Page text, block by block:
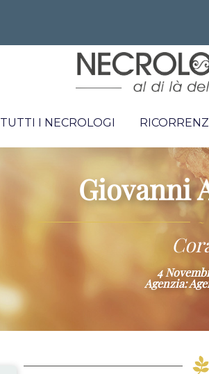
TUTTI I NECROLOGI
Giovanni
~
4
Agenzia: